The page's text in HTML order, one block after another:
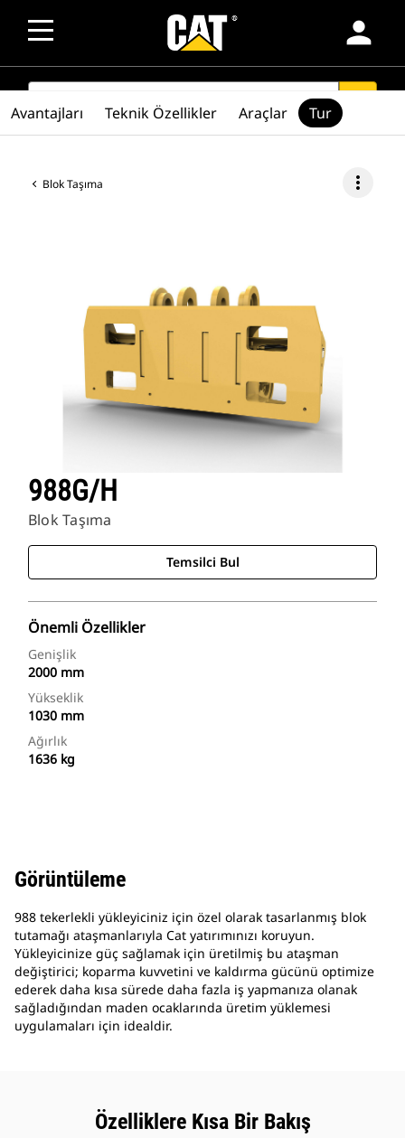
person
SEARCH
Blok Taşıma more_vert
988G/H
Blok Taşıma
Temsilci Bul
Önemli Özellikler
Genişlik
2000 mm
Yükseklik
1030 mm
Ağırlık
1636 kg
Avantajları Teknik Özellikler Araçlar Tur
Görüntüleme
988 tekerlekli yükleyiciniz için özel olarak tasarlanmış blok
tutamağı ataşmanlarıyla Cat yatırımınızı koruyun.
Yükleyicinize güç sağlamak için üretilmiş bu ataşman
değiştirici; koparma kuvvetini ve kaldırma gücünü optimize
ederek daha kısa sürede daha fazla iş yapmanıza olanak
sağladığından maden ocaklarında üretim yüklemesi
uygulamaları için idealdir.
Özelliklere Kısa Bir Bakış